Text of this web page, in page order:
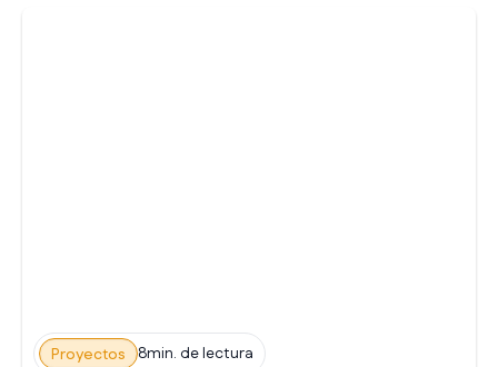
Proyectos 8min. de lectura